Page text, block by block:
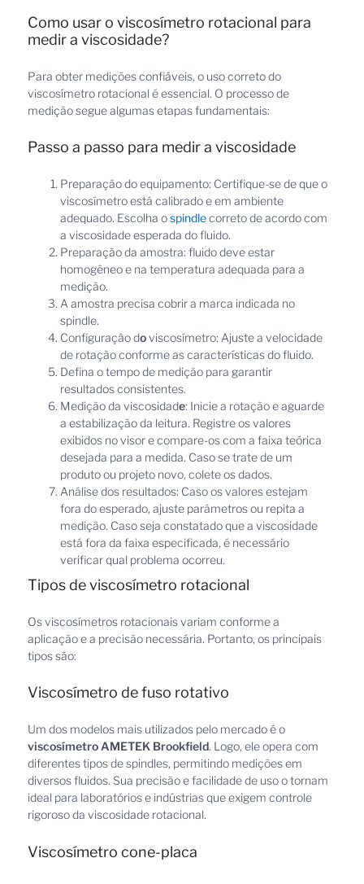
Como usar o viscosímetro rotacional para
medir a viscosidade?
Para obter medições confiáveis, o uso correto do
viscosímetro rotacional é essencial. O processo de
medição segue algumas etapas fundamentais:
Passo a passo para medir a viscosidade
Preparação do equipamento: Certifique-se de que o
viscosímetro está calibrado e em ambiente
adequado. Escolha ospindlecorreto de acordo com
a viscosidade esperada do fluido.
Preparação da amostra: fluido deve estar
homogêneo e na temperatura adequada para a
medição.
A amostra precisa cobrir a marca indicada no
spindle.
Configuração doviscosímetro: Ajuste a velocidade
de rotação conforme as características do fluido.
Defina o tempo de medição para garantir
resultados consistentes.
Medição da viscosidade: Inicie a rotação e aguarde
a estabilização da leitura. Registre os valores
exibidos no visor e compare-os com a faixa teórica
desejada para a medida. Caso se trate de um
produto ou projeto novo, colete os dados.
Análise dos resultados: Caso os valores estejam
fora do esperado, ajuste parâmetros ou repita a
medição. Caso seja constatado que a viscosidade
está fora da faixa especificada, é necessário
verificar qual problema ocorreu.
Tipos de viscosímetro rotacional
Os viscosímetros rotacionais variam conforme a
aplicação e a precisão necessária. Portanto, os principais
tipos são:
Viscosímetro de fuso rotativo
Um dos modelos mais utilizados pelo mercado é o
viscosímetro AMETEK Brookfield. Logo, ele opera com
diferentes tipos de spindles, permitindo medições em
diversos fluidos. Sua precisão e facilidade de uso o tornam
ideal para laboratórios e indústrias que exigem controle
rigoroso da viscosidade rotacional.
Viscosímetro cone-placa